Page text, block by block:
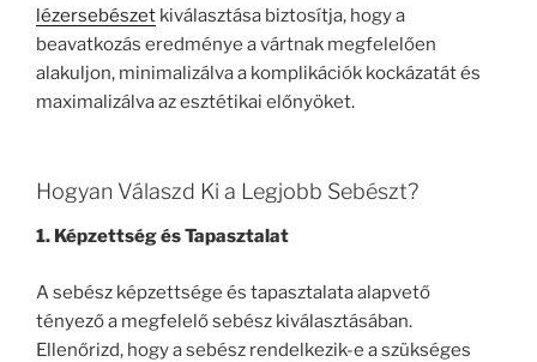
lézersebészet kiválasztása biztosítja, hogy a
beavatkozás eredménye a vártnak megfelelően
alakuljon, minimalizálva a komplikációk kockázatát és
maximalizálva az esztétikai előnyöket.
Hogyan Válaszd Ki a Legjobb Sebészt?
1. Képzettség és Tapasztalat
A sebész képzettsége és tapasztalata alapvető
tényező a megfelelő sebész kiválasztásában.
Ellenőrizd, hogy a sebész rendelkezik-e a szükséges